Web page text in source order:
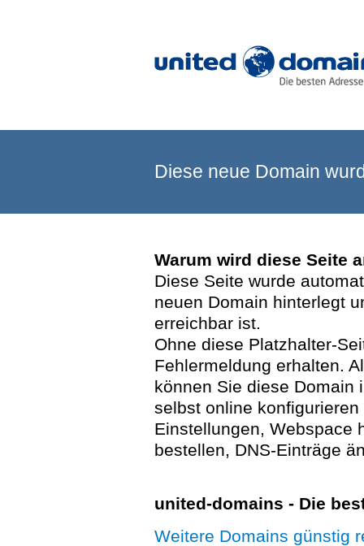
Diese neue Domain
Warum wird diese Seite
Diese Seite wurde
neuen Domain hinterlegt
erreichbar ist.
Ohne diese Platzhalter-
Fehlermeldung erhalten.
können Sie diese Domain
selbst online
Einstellungen, Webspace
bestellen, DNS-Einträge
united-domains - Die
Weitere Domains günstig